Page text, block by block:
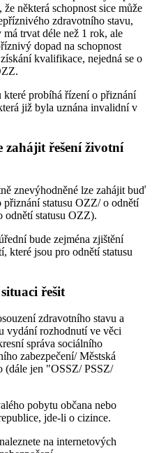
některá schopnost sice může
zdravotního stavu,
trvat déle než 1 rok, ale
dopad na schopnost
kvalifikace, nejedná se o
které probíhá řízení o přiznání
již byla uznána invalidní v
zahájit řešení životní
znevýhodněné lze zahájit buď
přiznání statusu OZZ/ o odnětí
odnětí statusu OZZ).
bude zejména zjištění
které jsou pro odnětí statusu
řešit
zdravotního stavu a
vydání rozhodnutí ve věci
správa sociálního
zabezpečení/ Městská
(dále jen "OSSZ/ PSSZ/
pobytu občana nebo
jde-li o cizince.
naleznete na internetových